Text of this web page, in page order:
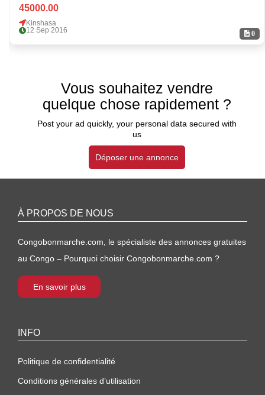
0
45000.00
Kinshasa
12 Sep 2016
Vous souhaitez vendre
quelque chose rapidement ?
Post your ad quickly, your personal data secured with
us
Déposer une annonce
À PROPOS DE NOUS
Congobonmarche.com, le spécialiste des annonces gratuites
au Congo – Pourquoi choisir Congobonmarche.com ?
En savoir plus
INFO
Politique de confidentialité
Conditions générales d’utilisation